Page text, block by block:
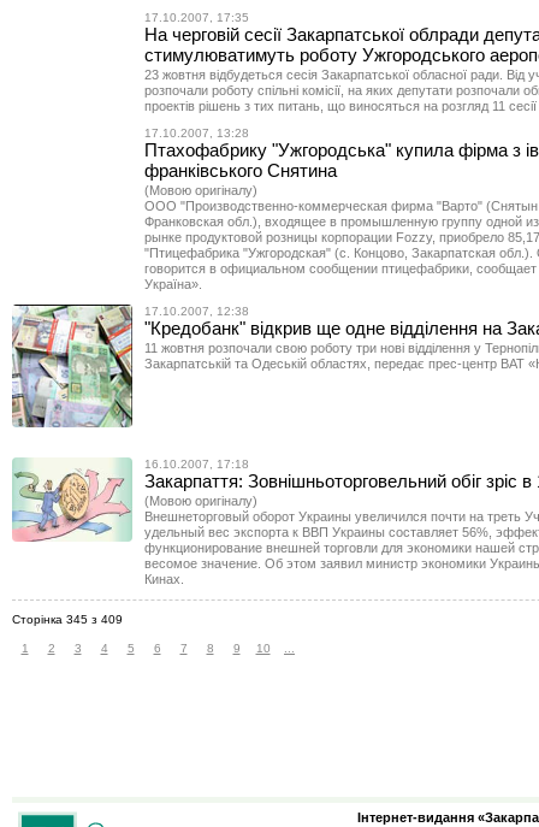
17.10.2007, 17:35
На черговій сесії Закарпатської облради
стимулюватимуть роботу Ужгородського
23 жовтня відбудеться сесія Закарпатської обласної ради. Від
розпочали роботу спільні комісії, на яких депутати розпочали
проектів рішень з тих питань, що виносяться на розгляд 11
17.10.2007, 13:28
Птахофабрику "Ужгородська" купила фірма з
франківського Снятина
(Мовою оригіналу)
ООО "Производственно-коммерческая фирма "Варто"
Франковская обл.), входящее в промышленную группу одной
рынке продуктовой розницы корпорации Fozzy, приобрело
"Птицефабрика "Ужгородская" (с. Концово, Закарпатская
говорится в официальном сообщении птицефабрики, сообщает
Україна».
17.10.2007, 12:38
"Кредобанк" відкрив ще одне відділення на
11 жовтня розпочали свою роботу три нові відділення у
Закарпатській та Одеській областях, передає прес-центр ВАТ
16.10.2007, 17:18
Закарпаття: Зовнішньоторговельний обіг зріс в
(Мовою оригіналу)
Внешнеторговый оборот Украины увеличился почти на треть
удельный вес экспорта к ВВП Украины составляет 56%,
функционирование внешней торговли для экономики нашей
весомое значение. Об этом заявил министр экономики
Кинах.
Сторінка 345 з 409
1 2 3 4 5 6 7 8 9 10 ...
Інтернет-видання